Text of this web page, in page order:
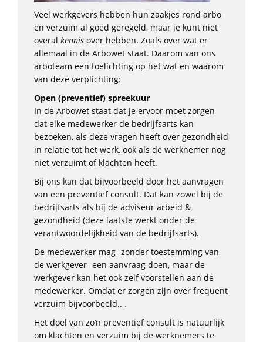
Veel werkgevers hebben hun zaakjes rond arbo
en verzuim al goed geregeld, maar je kunt niet
overal kennis over hebben. Zoals over wat er
allemaal in de Arbowet staat. Daarom van ons
arboteam een toelichting op het wat en waarom
van deze verplichting:
Open (preventief) spreekuur
In de Arbowet staat dat je ervoor moet zorgen
dat elke medewerker de bedrijfsarts kan
bezoeken, als deze vragen heeft over gezondheid
in relatie tot het werk, ook als de werknemer nog
niet verzuimt of klachten heeft.
Bij ons kan dat bijvoorbeeld door het aanvragen
van een preventief consult. Dat kan zowel bij de
bedrijfsarts als bij de adviseur arbeid &
gezondheid (deze laatste werkt onder de
verantwoordelijkheid van de bedrijfsarts).
De medewerker mag -zonder toestemming van
de werkgever- een aanvraag doen, maar de
werkgever kan het ook zelf voorstellen aan de
medewerker. Omdat er zorgen zijn over frequent
verzuim bijvoorbeeld.. .
Het doel van zo’n preventief consult is natuurlijk
om klachten en verzuim bij de werknemers te